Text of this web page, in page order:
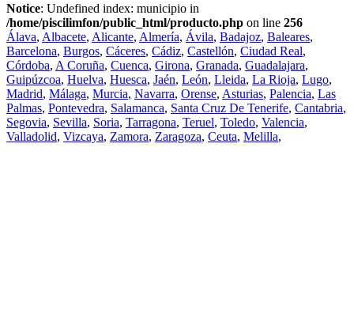
Notice: Undefined index: municipio in
/home/piscilimfon/public_html/producto.php on line 256
Álava, Albacete, Alicante, Almería, Ávila, Badajoz, Baleares,
Barcelona, Burgos, Cáceres, Cádiz, Castellón, Ciudad Real,
Córdoba, A Coruña, Cuenca, Girona, Granada, Guadalajara,
Guipúzcoa, Huelva, Huesca, Jaén, León, Lleida, La Rioja, Lugo,
Madrid, Málaga, Murcia, Navarra, Orense, Asturias, Palencia, Las
Palmas, Pontevedra, Salamanca, Santa Cruz De Tenerife, Cantabria,
Segovia, Sevilla, Soria, Tarragona, Teruel, Toledo, Valencia,
Valladolid, Vizcaya, Zamora, Zaragoza, Ceuta, Melilla,